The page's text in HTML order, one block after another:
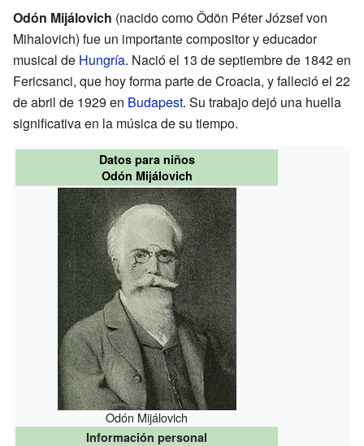
Odón Mijálovich (nacido como Ödön Péter József von
Mihalovich) fue un importante compositor y educador
musical de Hungría. Nació el 13 de septiembre de 1842 en
Fericsanci, que hoy forma parte de Croacia, y falleció el 22
de abril de 1929 en Budapest. Su trabajo dejó una huella
significativa en la música de su tiempo.
Datos para niños
Odón Mijálovich
Odón Mijálovich
Información personal